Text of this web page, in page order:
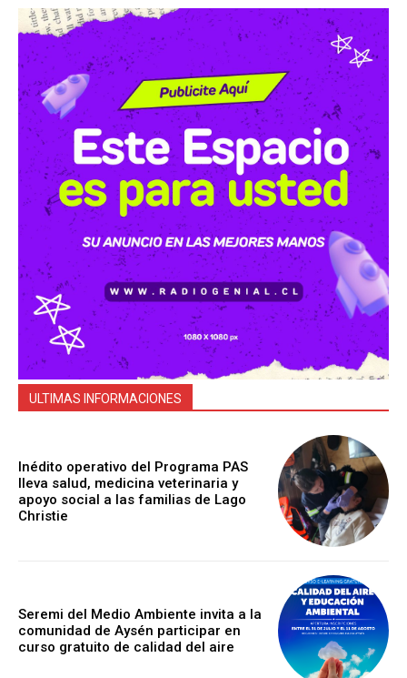
ULTIMAS INFORMACIONES
Inédito operativo del Programa PAS
lleva salud, medicina veterinaria y
apoyo social a las familias de Lago
Christie
Seremi del Medio Ambiente invita a la
comunidad de Aysén participar en
curso gratuito de calidad del aire